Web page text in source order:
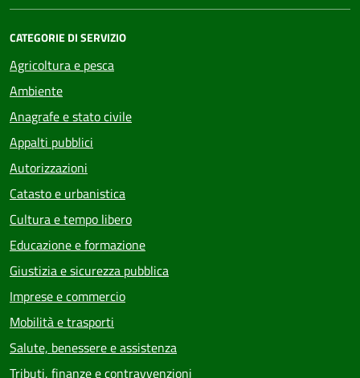
CATEGORIE DI SERVIZIO
Agricoltura e pesca
Ambiente
Anagrafe e stato civile
Appalti pubblici
Autorizzazioni
Catasto e urbanistica
Cultura e tempo libero
Educazione e formazione
Giustizia e sicurezza pubblica
Imprese e commercio
Mobilità e trasporti
Salute, benessere e assistenza
Tributi, finanze e contravvenzioni